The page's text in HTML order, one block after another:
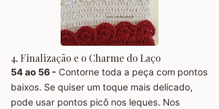
4. Finalização e o Charme do Laço
54 ao 56 - Contorne toda a peça com pontos
baixos. Se quiser um toque mais delicado,
pode usar pontos picô nos leques. Nos